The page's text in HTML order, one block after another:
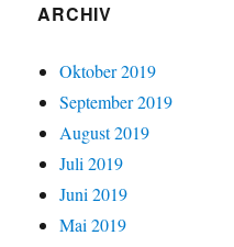
ARCHIV
Oktober 2019
September 2019
August 2019
Juli 2019
Juni 2019
Mai 2019